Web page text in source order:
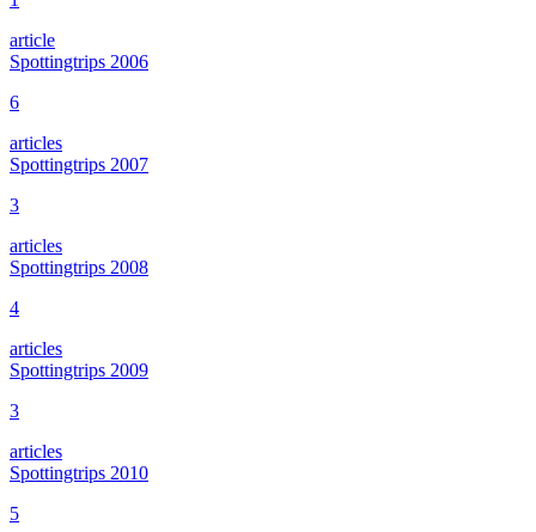
article
Spottingtrips 2006
6
articles
Spottingtrips 2007
3
articles
Spottingtrips 2008
4
articles
Spottingtrips 2009
3
articles
Spottingtrips 2010
5